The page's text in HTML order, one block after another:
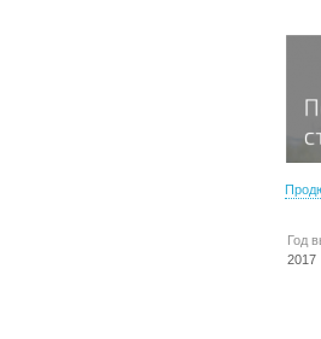
Год
2017